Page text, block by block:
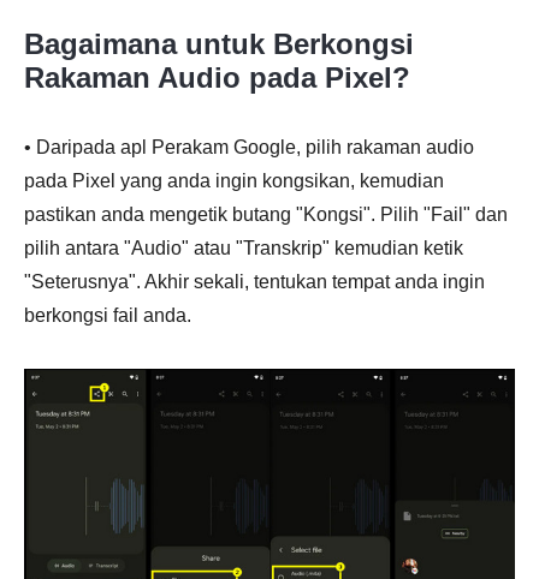
Bagaimana untuk Berkongsi
Rakaman Audio pada Pixel?
• Daripada apl Perakam Google, pilih rakaman audio
pada Pixel yang anda ingin kongsikan, kemudian
pastikan anda mengetik butang "Kongsi". Pilih "Fail" dan
pilih antara "Audio" atau "Transkrip" kemudian ketik
"Seterusnya". Akhir sekali, tentukan tempat anda ingin
berkongsi fail anda.